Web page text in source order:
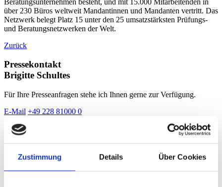
Zustimmung Details Über Cookies
über 230 Büros weltweit Mandantinnen und Mandanten vertritt. Das
Netzwerk belegt Platz 15 unter den 25 umsatzstärksten Prüfungs-
und Beratungsnetzwerken der Welt.
Zurück
Pressekontakt
Brigitte Schultes
Für Ihre Presseanfragen stehe ich Ihnen gerne zur Verfügung.
E-Mail +49 228 81000 0